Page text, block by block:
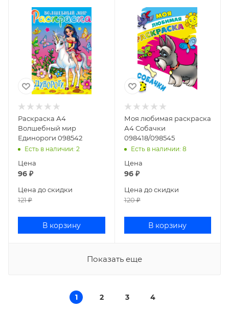
Раскраска А4
Волшебный мир
Единороги 098542
Есть в наличии: 2
Цена
96 ₽
Цена до скидки
121₽
В корзину
Моя любимая раскраска
А4 Собачки
098418/098545
Есть в наличии: 8
Цена
96₽
Цена до скидки
120₽
В корзину
Показать еще
1 2 3 4